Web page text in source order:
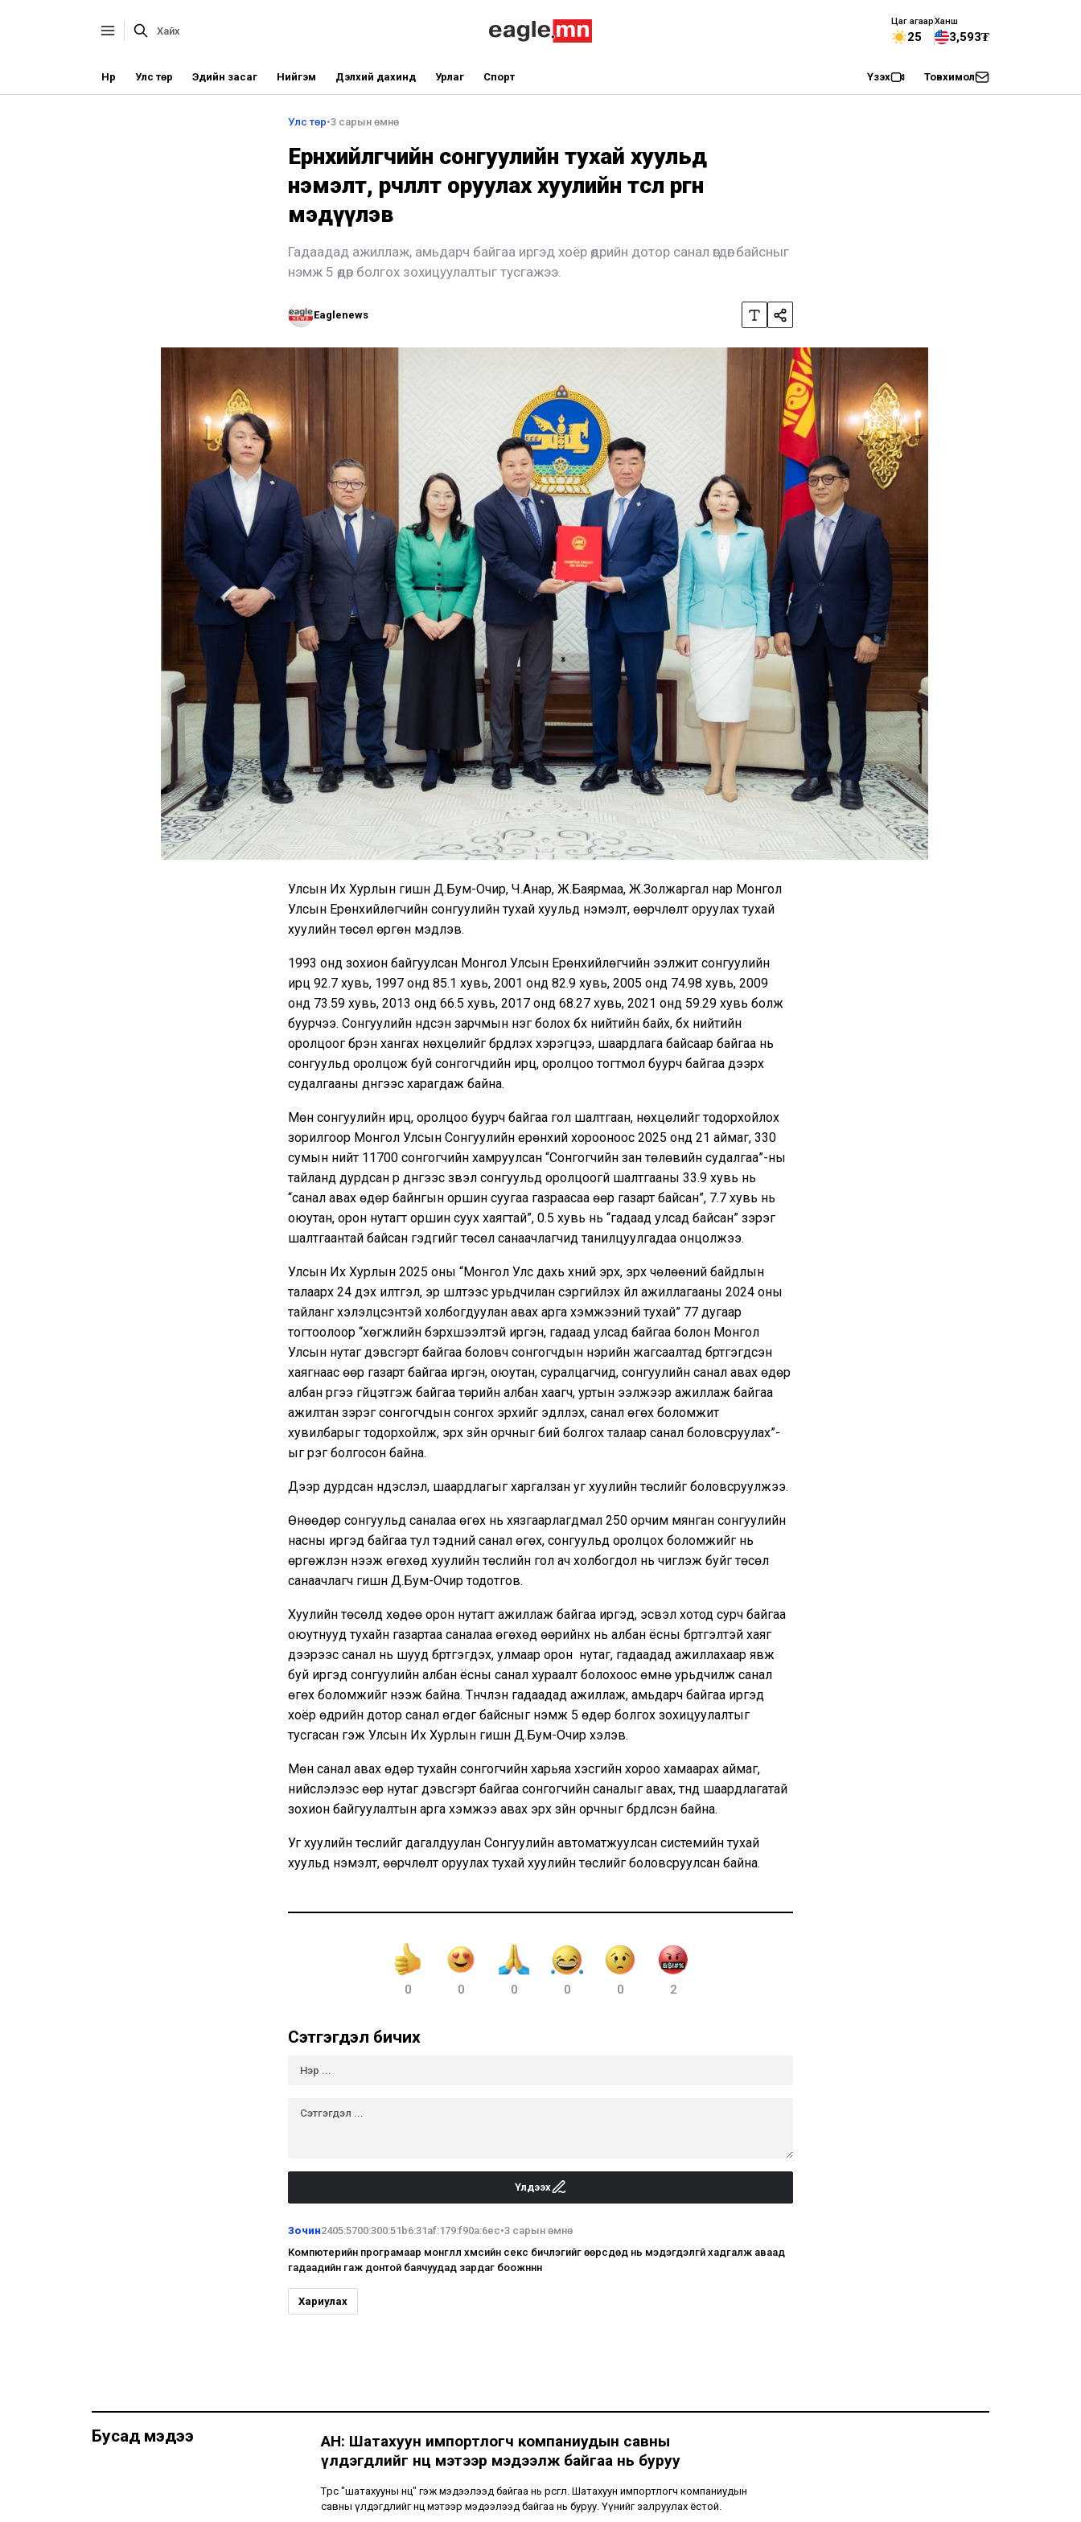
Цаг агаар
25
Ханш
3,593₮
Нүүр Улс төр Эдийн засаг Нийгэм Дэлхий дахинд Урлаг Спорт Үзэх Товхимол
Улс төр•3 сарын өмнө
Ерөнхийлөгчийн сонгуулийн тухай хуульд
нэмэлт, өөрчлөлт оруулах хуулийн төсөл өргөн
мэдүүлэв
Гадаадад ажиллаж, амьдарч байгаа иргэд хоёр өдрийн дотор санал өгдөг байсныг
нэмж 5 өдөр болгох зохицуулалтыг тусгажээ.
Eaglenews
Улсын Их Хурлын гишүүн Д.Бум-Очир, Ч.Анар, Ж.Баярмаа, Ж.Золжаргал нар Монгол
Улсын Ерөнхийлөгчийн сонгуулийн тухай хуульд нэмэлт, өөрчлөлт оруулах тухай
хуулийн төсөл өргөн мэдүүлэв.
1993 онд зохион байгуулсан Монгол Улсын Ерөнхийлөгчийн ээлжит сонгуулийн
ирц 92.7 хувь, 1997 онд 85.1 хувь, 2001 онд 82.9 хувь, 2005 онд 74.98 хувь, 2009
онд 73.59 хувь, 2013 онд 66.5 хувь, 2017 онд 68.27 хувь, 2021 онд 59.29 хувь болж
буурчээ. Сонгуулийн үндсэн зарчмын нэг болох бүх нийтийн байх, бүх нийтийн
оролцоог бүрэн хангах нөхцөлийг бүрдүүлэх хэрэгцээ, шаардлага байсаар байгаа нь
сонгуульд оролцож буй сонгогчдийн ирц, оролцоо тогтмол буурч байгаа дээрх
судалгааны дүнгээс харагдаж байна.
Мөн сонгуулийн ирц, оролцоо буурч байгаа гол шалтгаан, нөхцөлийг тодорхойлох
зорилгоор Монгол Улсын Сонгуулийн ерөнхий хорооноос 2025 онд 21 аймаг, 330
сумын нийт 11700 сонгогчийн хамруулсан “Сонгогчийн зан төлөвийн судалгаа”-ны
тайланд дурдсан үр дүнгээс үзвэл сонгуульд оролцоогүй шалтгааны 33.9 хувь нь
“санал авах өдөр байнгын оршин суугаа газраасаа өөр газарт байсан”, 7.7 хувь нь
оюутан, орон нутагт оршин суух хаягтай”, 0.5 хувь нь “гадаад улсад байсан” зэрэг
шалтгаантай байсан гэдгийг төсөл санаачлагчид танилцуулгадаа онцолжээ.
Улсын Их Хурлын 2025 оны “Монгол Улс дахь хүний эрх, эрх чөлөөний байдлын
талаарх 24 дэх илтгэл, эрүү шүүлтээс урьдчилан сэргийлэх үйл ажиллагааны 2024 оны
тайланг хэлэлцсэнтэй холбогдуулан авах арга хэмжээний тухай” 77 дугаар
тогтоолоор “хөгжлийн бэрхшээлтэй иргэн, гадаад улсад байгаа болон Монгол
Улсын нутаг дэвсгэрт байгаа боловч сонгогчдын нэрийн жагсаалтад бүртгэгдсэн
хаягнаас өөр газарт байгаа иргэн, оюутан, суралцагчид, сонгуулийн санал авах өдөр
албан үүргээ гүйцэтгэж байгаа төрийн албан хаагч, уртын ээлжээр ажиллаж байгаа
ажилтан зэрэг сонгогчдын сонгох эрхийг эдлүүлэх, санал өгөх боломжит
хувилбарыг тодорхойлж, эрх зүйн орчныг бий болгох талаар санал боловсруулах”-
ыг үүрэг болгосон байна.
Дээр дурдсан үндэслэл, шаардлагыг харгалзан уг хуулийн төслийг боловсруулжээ.
Өнөөдөр сонгуульд саналаа өгөх нь хязгаарлагдмал 250 орчим мянган сонгуулийн
насны иргэд байгаа тул тэдний санал өгөх, сонгуульд оролцох боломжийг нь
өргөжүүлэн нээж өгөхөд хуулийн төслийн гол ач холбогдол нь чиглэж буйг төсөл
санаачлагч гишүүн Д.Бум-Очир тодотгов.
Хуулийн төсөлд хөдөө орон нутагт ажиллаж байгаа иргэд, эсвэл хотод сурч байгаа
оюутнууд тухайн газартаа саналаа өгөхөд өөрийнх нь албан ёсны бүртгэлтэй хаяг
дээрээс санал нь шууд бүртгэгдэх, улмаар орон нутаг, гадаадад ажиллахаар явж
буй иргэд сонгуулийн албан ёсны санал хураалт болохоос өмнө урьдчилж санал
өгөх боломжийг нээж байна. Түүнчлэн гадаадад ажиллаж, амьдарч байгаа иргэд
хоёр өдрийн дотор санал өгдөг байсныг нэмж 5 өдөр болгох зохицуулалтыг
тусгасан гэж Улсын Их Хурлын гишүүн Д.Бум-Очир хэлэв.
Мөн санал авах өдөр тухайн сонгогчийн харьяа хэсгийн хороо хамаарах аймаг,
нийслэлээс өөр нутаг дэвсгэрт байгаа сонгогчийн саналыг авах, түүнд шаардлагатай
зохион байгуулалтын арга хэмжээ авах эрх зүйн орчныг бүрдүүлсэн байна.
Уг хуулийн төслийг дагалдуулан Сонгуулийн автоматжуулсан системийн тухай
хуульд нэмэлт, өөрчлөлт оруулах тухай хуулийн төслийг боловсруулсан байна.
0 0 0 0 0 2
Сэтгэгдэл бичих
Үлдээх
Зочин2405:5700:300:51b6:31af:179:f90a:6ec•3 сарын өмнө
Компютерийн програмаар монглл хүмүүсийн секс бичлэгийг өөрсдөд нь мэдэгдэлгүй хадгалж аваад
гадаадийн гаж донтой баячуудад зардаг боожннн
Хариулах
Бусад мэдээ
АН: Шатахуун импортлогч компаниудын савны
үлдэгдлийг нөөц мэтээр мэдээлж байгаа нь буруу
Төрөөс "шатахууны нөөц" гэж мэдээлээд байгаа нь өрөөсгөл. Шатахуун импортлогч компаниудын
савны үлдэгдлийг нөөц мэтээр мэдээлээд байгаа нь буруу. Үүнийг залруулах ёстой.